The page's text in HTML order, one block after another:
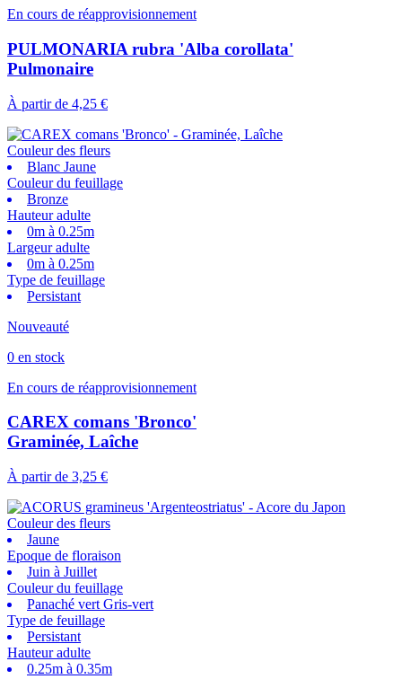
En cours de réapprovisionnement
PULMONARIA rubra 'Alba corollata'
Pulmonaire
À partir de 4,25 €
Couleur des fleurs
Blanc Jaune
Couleur du feuillage
Bronze
Hauteur adulte
0m à 0.25m
Largeur adulte
0m à 0.25m
Type de feuillage
Persistant
Nouveauté
0 en stock
En cours de réapprovisionnement
CAREX comans 'Bronco'
Graminée, Laîche
À partir de 3,25 €
Couleur des fleurs
Jaune
Epoque de floraison
Juin à Juillet
Couleur du feuillage
Panaché vert Gris-vert
Type de feuillage
Persistant
Hauteur adulte
0.25m à 0.35m